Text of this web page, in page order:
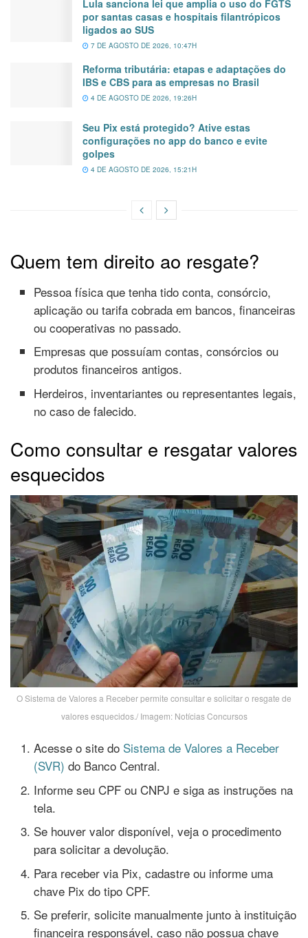
Lula sanciona lei que amplia o uso do FGTS
por santas casas e hospitais filantrópicos
ligados ao SUS
7 DE AGOSTO DE 2026, 10:47H
Reforma tributária: etapas e adaptações do
IBS e CBS para as empresas no Brasil
4 DE AGOSTO DE 2026, 19:26H
Seu Pix está protegido? Ative estas
configurações no app do banco e evite
golpes
4 DE AGOSTO DE 2026, 15:21H
Quem tem direito ao resgate?
Pessoa física que tenha tido conta, consórcio,
aplicação ou tarifa cobrada em bancos, financeiras
ou cooperativas no passado.
Empresas que possuíam contas, consórcios ou
produtos financeiros antigos.
Herdeiros, inventariantes ou representantes legais,
no caso de falecido.
Como consultar e resgatar valores
esquecidos
O Sistema de Valores a Receber permite consultar e solicitar o resgate de
valores esquecidos./ Imagem: Notícias Concursos
Acesse o site do Sistema de Valores a Receber
(SVR)do Banco Central.
Informe seu CPF ou CNPJ e siga as instruções na
tela.
Se houver valor disponível, veja o procedimento
para solicitar a devolução.
Para receber via Pix, cadastre ou informe uma
chave Pix do tipo CPF.
Se preferir, solicite manualmente junto à instituição
financeira responsável, caso não possua chave